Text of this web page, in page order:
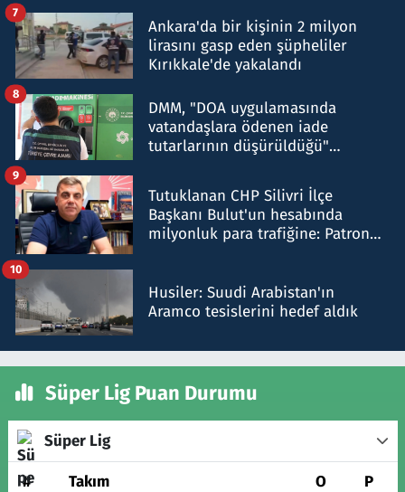
Ankara'da bir kişinin 2 milyon
lirasını gasp eden şüpheliler
Kırıkkale'de yakalandı
7
DMM, "DOA uygulamasında
vatandaşlara ödenen iade
tutarlarının düşürüldüğü"
8
Tutuklanan CHP Silivri İlçe
Başkanı Bulut'un hesabında
milyonluk para trafiğine: Patron
9
Husiler: Suudi Arabistan'ın
Aramco tesislerini hedef aldık
10
Süper Lig Puan Durumu
Süper Lig
# Takım O P